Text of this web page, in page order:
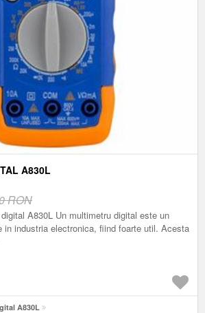
A830L
RON
A830L Un multimetru digital este un
in industria electronica, fiind foarte util. Acesta
A830L